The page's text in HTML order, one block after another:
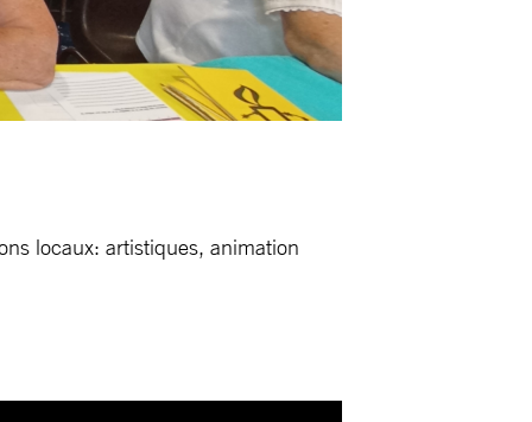
locaux: artistiques, animation